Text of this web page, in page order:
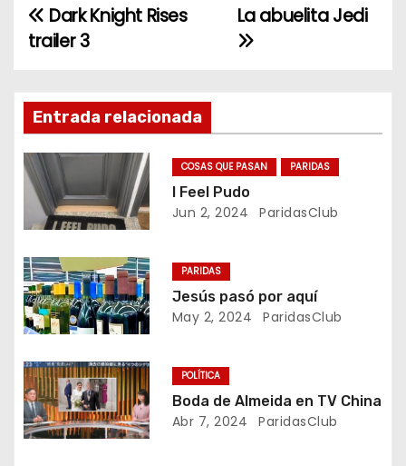
N
v
e
g
a
c
i
ó
n
d
e
La abuelita Jedi
Dark Knight Rises
trailer 3
Entrada relacionada
COSAS QUE PASAN PARIDAS
I Feel Pudo
Jun 2, 2024 ParidasClub
PARIDAS
Jesús pasó por aquí
May 2, 2024 ParidasClub
POLÍTICA
Boda de Almeida en TV China
Abr 7, 2024 ParidasClub